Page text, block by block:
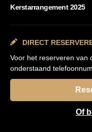
Kerstarrangement 2025
DIRECT
Voor het reserveren van
onderstaand
Of